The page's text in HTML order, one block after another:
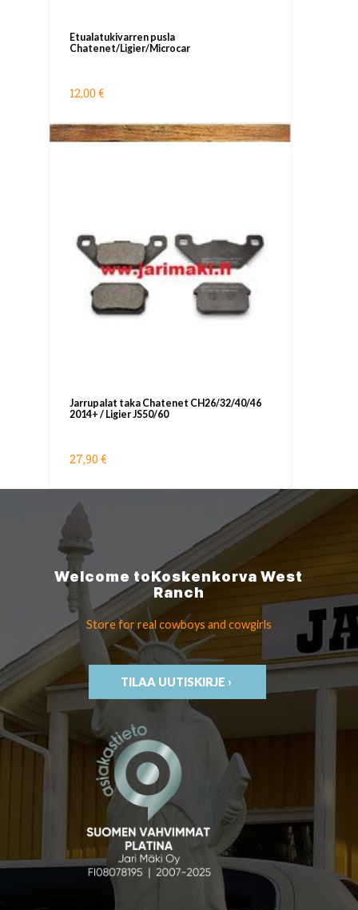
Etualatukivarren pusla
Chatenet/Ligier/Microcar
12,00 €
Jarrupalat taka Chatenet CH26/32/40/46
2014+ / Ligier JS50/60
27,90 €
Welcome toKoskenkorvaWest
Ranch
Store for real cowboys and cowgirls
TILAA UUTISKIRJE ›